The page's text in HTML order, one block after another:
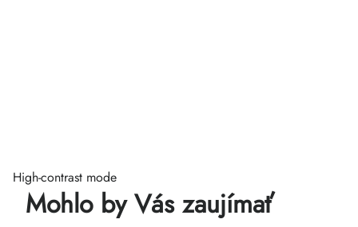
High-contrast mode
Mohlo by Vás zaujímať